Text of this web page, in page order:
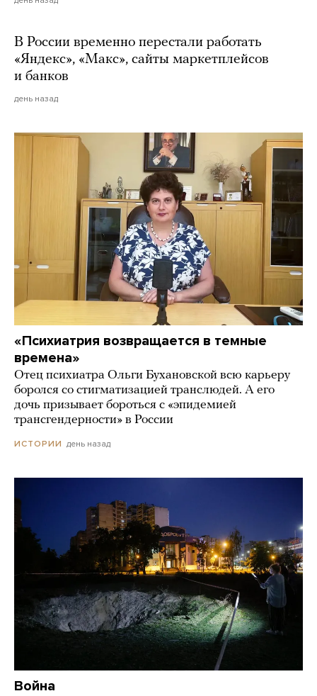
В России временно перестали работать
«Яндекс», «Макс», сайты маркетплейсов
и банков
день назад
«Психиатрия возвращается в темные
времена»
Отец психиатра Ольги Бухановской всю карьеру
боролся со стигматизацией транслюдей. А его
дочь призывает бороться с «эпидемией
трансгендерности» в России
ИСТОРИИ день назад
Война